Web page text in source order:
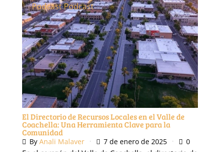
PodcastPodcast
El Directorio de Recursos Locales en el Valle de
Coachella: Una Herramienta Clave para la
Comunidad
By Anali Malaver 7 de enero de 2025 0